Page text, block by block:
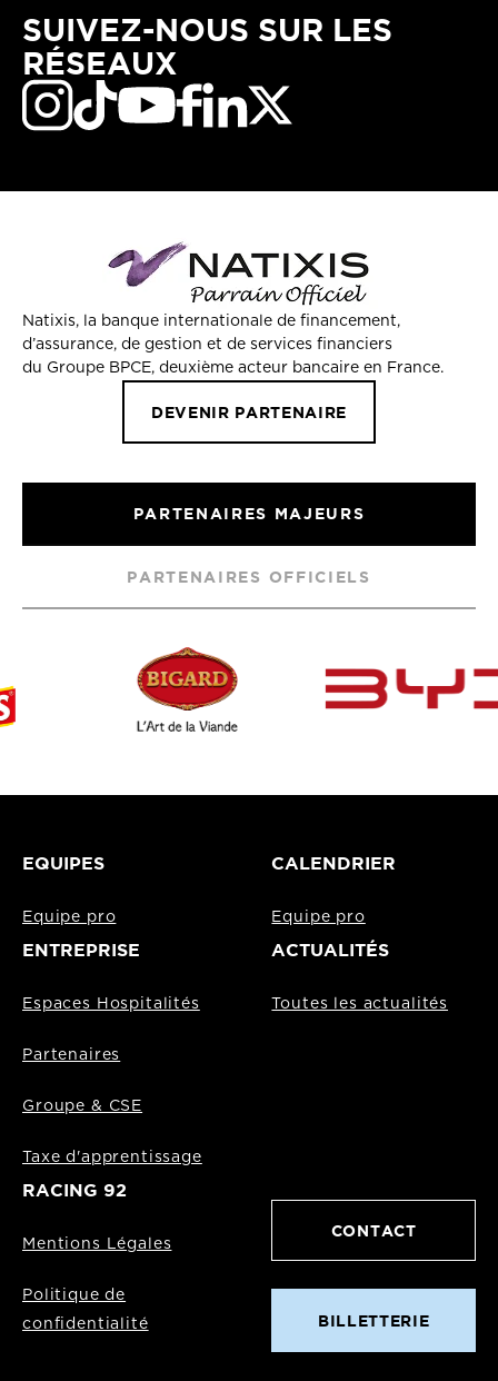
SUIVEZ-NOUS SUR LES
RÉSEAUX
Natixis, la banque internationale de financement,
d’assurance, de gestion et de services financiers
du Groupe BPCE, deuxième acteur bancaire en France.
DEVENIR PARTENAIRE
PARTENAIRES MAJEURS
PARTENAIRES OFFICIELS
EQUIPES
Equipe pro
CALENDRIER
Equipe pro
ENTREPRISE
Espaces Hospitalités
Partenaires
Groupe & CSE
Taxe d'apprentissage
ACTUALITÉS
Toutes les actualités
RACING 92
Mentions Légales
Politique de
confidentialité
CONTACT
BILLETTERIE